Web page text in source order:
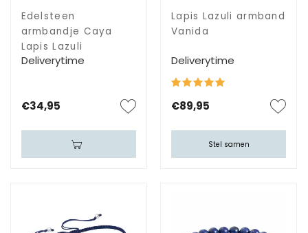
Edelsteen
armbandje Caya
Lapis Lazuli
Deliverytime
€34,95
Lapis Lazuli armband
Vanida
Deliverytime
€89,95
Stel samen